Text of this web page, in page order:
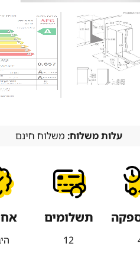
עלות משלוח: משלוח חינם
תשלומים
12